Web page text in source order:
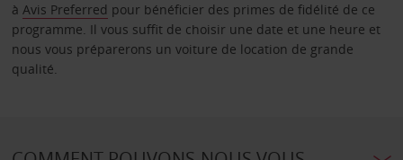
à Avis Preferred pour bénéficier des primes de fidélité de ce
programme. Il vous suffit de choisir une date et une heure et
nous vous préparerons un voiture de location de grande
qualité.